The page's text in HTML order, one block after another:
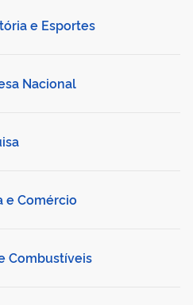
e Esportes
Nacional
e Comércio
Combustíveis